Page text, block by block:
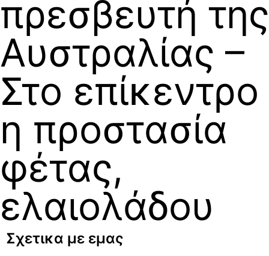
πρεσβευτή της
Αυστραλίας –
Στο επίκεντρο
η προστασία
φέτας,
ελαιολάδου
Σχετικα με εμας